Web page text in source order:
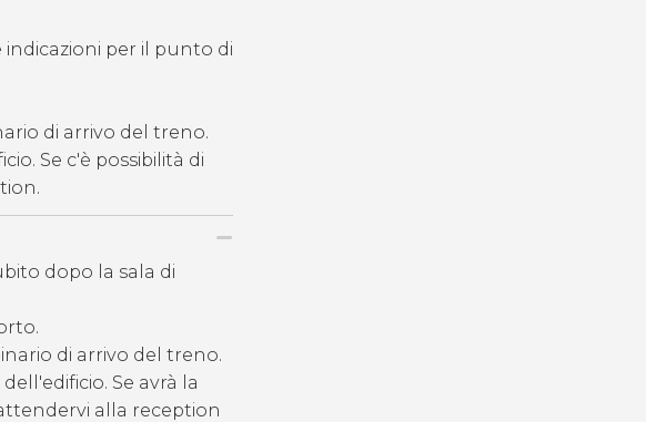
indicazioni per il punto di
di arrivo del treno.
Se c'è possibilità di
dopo la sala di
di arrivo del treno.
Se avrà la
alla reception